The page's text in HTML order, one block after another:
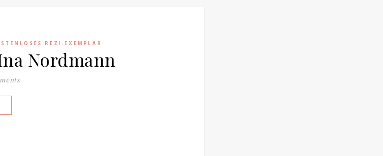
REZI-EXEMPLAR
Nordmann